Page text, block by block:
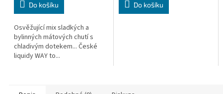
Do košíku
Osvěžující mix sladkých a
bylinných mátových chutí s
chladivým dotekem... České
liquidy WAY to...
Do košíku